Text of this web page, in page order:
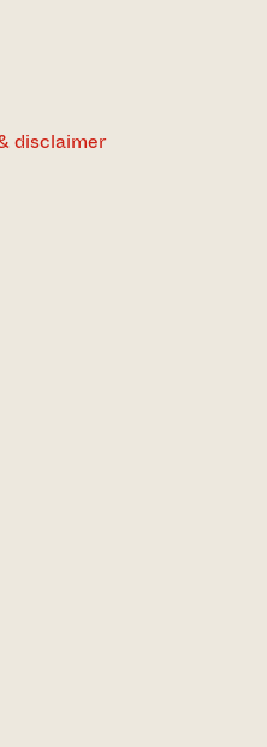
disclaimer